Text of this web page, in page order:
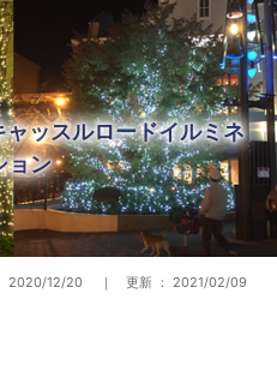
ッスルロードイルミネ
ョン
2020/12/20 ｜ 更新 ： 2021/02/09